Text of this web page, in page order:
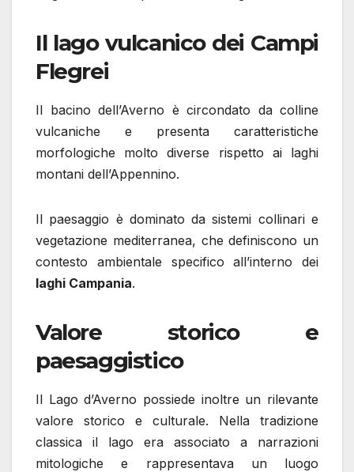
Il lago vulcanico dei Campi
Flegrei
Il bacino dell’Averno è circondato da colline
vulcaniche e presenta caratteristiche
morfologiche molto diverse rispetto ai laghi
montani dell’Appennino.
Il paesaggio è dominato da sistemi collinari e
vegetazione mediterranea, che definiscono un
contesto ambientale specifico all’interno dei
laghi Campania.
Valore storico e
paesaggistico
Il Lago d’Averno possiede inoltre un rilevante
valore storico e culturale. Nella tradizione
classica il lago era associato a narrazioni
mitologiche e rappresentava un luogo